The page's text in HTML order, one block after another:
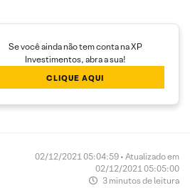
Se você ainda não tem conta na XP
Investimentos, abra a sua!
CLIQUE AQUI
02/12/2021 05:04:59 • Atualizado em
02/12/2021 05:05:00
3 minutos de leitura